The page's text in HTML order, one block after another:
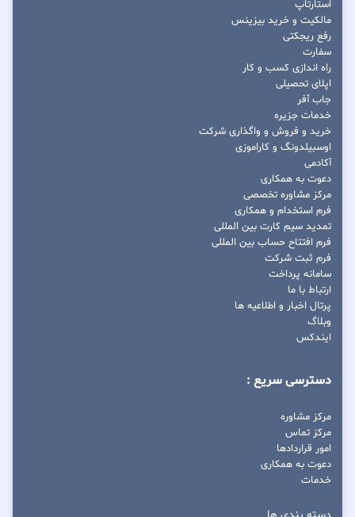
استارتاپ
مالکیت و خرید بیزینس
رفع ریجکتی
سفارت
راه اندازی کسب و کار
اپلای تحصیلی
جاب آفر
خدمات جزیره
خرید و فروش و واگذاری شرکت
اوسبیلدونگ و کاراموزی
آکادمی
دعوت به همکاری
مرکز مشاوره تخصصی
فرم استخدام و همکاری
تمدید سیم کارت بین المللی
فرم افتتاح حساب بین المللی
فرم ثبت شرکت
سامانه پرداخت
ارتباط با ما
پرتال اخبار و اطلاعیه ها
وبلاگ
ایندکس
دسترسی سریع :
مرکز مشاوره
مرکز تماس
امور قراردادها
دعوت به همکاری
خدمات